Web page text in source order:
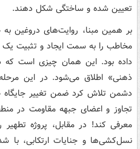
تعیین شده و ساختگی شکل دهند.
بر همین مبنا، روایت‌های دروغین
مخاطب را به سمت ایجاد و تثبیت
داده بود. این همان چیزی است که
ذهنی» اطلاق می‌شود. در این
دشمن تلاش کرد ضمن تغییر جایگاه
تجاوز و اعضای جبهه مقاومت در
معرفی کند! در مقابل، پروژه
نسل‌کشی‌ها و جنایات ارتکابی،